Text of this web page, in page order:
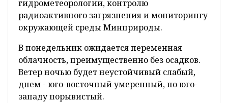
гидрометеорологии, контролю
радиоактивного загрязнения и мониторингу
окружающей среды Минприроды.
В понедельник ожидается переменная
облачность, преимущественно без осадков.
Ветер ночью будет неустойчивый слабый,
днем - юго-восточный умеренный, по юго-
западу порывистый.